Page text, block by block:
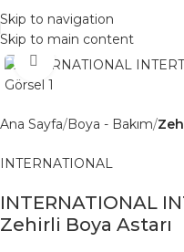
Skip to navigation
Skip to main content
Click to enlarge
Ana Sayfa Boya - Bakım
INTERNATIONAL
INTERNATIONAL
Zehirli Boya Astarı